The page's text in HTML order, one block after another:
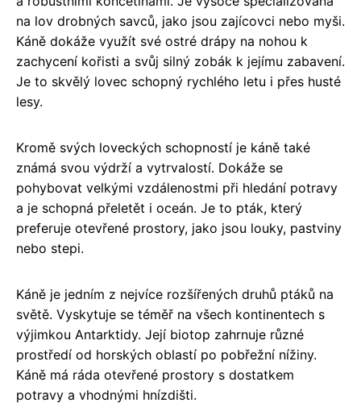
na lov drobných savců, jako jsou zajícovci nebo myši.
Káně dokáže využít své ostré drápy na nohou k
zachycení kořisti a svůj silný zobák k jejímu zabavení.
Je to skvělý lovec schopný rychlého letu i přes husté
lesy.
Kromě svých loveckých schopností je káně také
známá svou výdrží a vytrvalostí. Dokáže se
pohybovat velkými vzdálenostmi při hledání potravy
a je schopná přeletět i oceán. Je to pták, který
preferuje otevřené prostory, jako jsou louky, pastviny
nebo stepi.
Káně je jedním z nejvíce rozšířených druhů ptáků na
světě. Vyskytuje se téměř na všech kontinentech s
výjimkou Antarktidy. Její biotop zahrnuje různé
prostředí od horských oblastí po pobřežní nížiny.
Káně má ráda otevřené prostory s dostatkem
potravy a vhodnými hnízdišti.